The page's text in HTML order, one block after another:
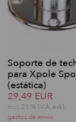
Soporte de
para Xpole
(estática)
29,49 EUR
incl. 21 % I.V.A. exkl.
gastos de envio